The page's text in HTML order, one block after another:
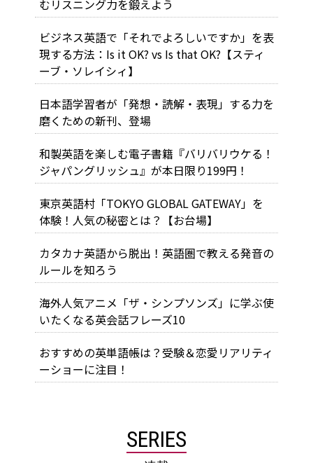
むリスニング力を鍛えよう
ビジネス英語で「それでよろしいですか」を表
現する方法：Is it OK? vs Is that OK?【スティ
ーブ・ソレイシィ】
日本語学習者が「発想・読解・表現」する力を
磨くための新刊、登場
和製英語を楽しむ電子書籍『バリバリウケる！
ジャパングリッシュ』が本日限り199円！
東京英語村「TOKYO GLOBAL GATEWAY」を
体験！人気の秘密とは？【お台場】
カタカナ英語から脱出！英語圏で教える発音の
ルールを知ろう
海外人気アニメ「ザ・シンプソンズ」に学ぶ使
いたくなる英会話フレーズ10
おすすめの英単語帳は？受験＆恋愛リアリティ
ーショーに注目！
SERIES